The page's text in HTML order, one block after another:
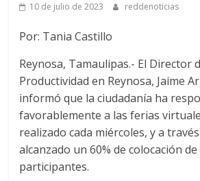
10 de julio de 2023 reddenoticias
Por: Tania Castillo
Reynosa, Tamaulipas.- El Director
Productividad en Reynosa, Jaime
informó que la ciudadanía ha
favorablemente a las ferias
realizado cada miércoles, y a
alcanzado un 60% de colocación de
participantes.